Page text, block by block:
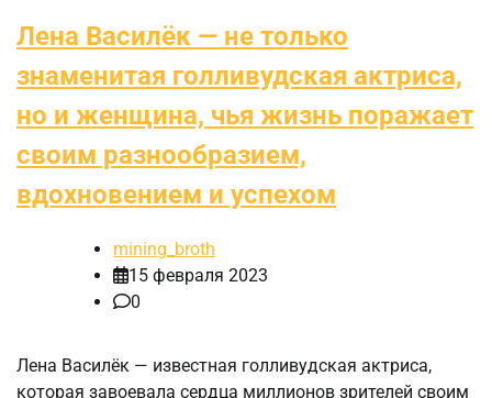
Лена Василёк — не только
знаменитая голливудская актриса,
но и женщина, чья жизнь поражает
своим разнообразием,
вдохновением и успехом
mining_broth
15 февраля 2023
0
Лена Василёк — известная голливудская актриса,
которая завоевала сердца миллионов зрителей своим